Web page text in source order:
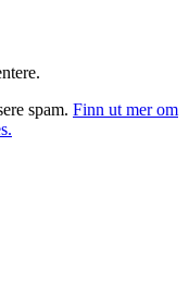
spam. Finn ut mer om